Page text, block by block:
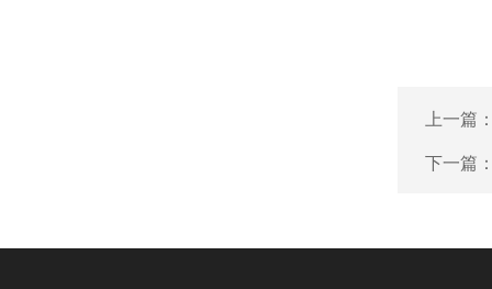
上一篇
下一篇